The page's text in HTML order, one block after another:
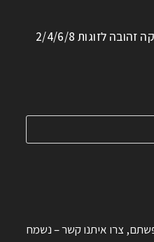
טבעת נירוסטה חלקה זהובה לזוגות 2/4/6/8
צרו איתנו קשר – נשמח